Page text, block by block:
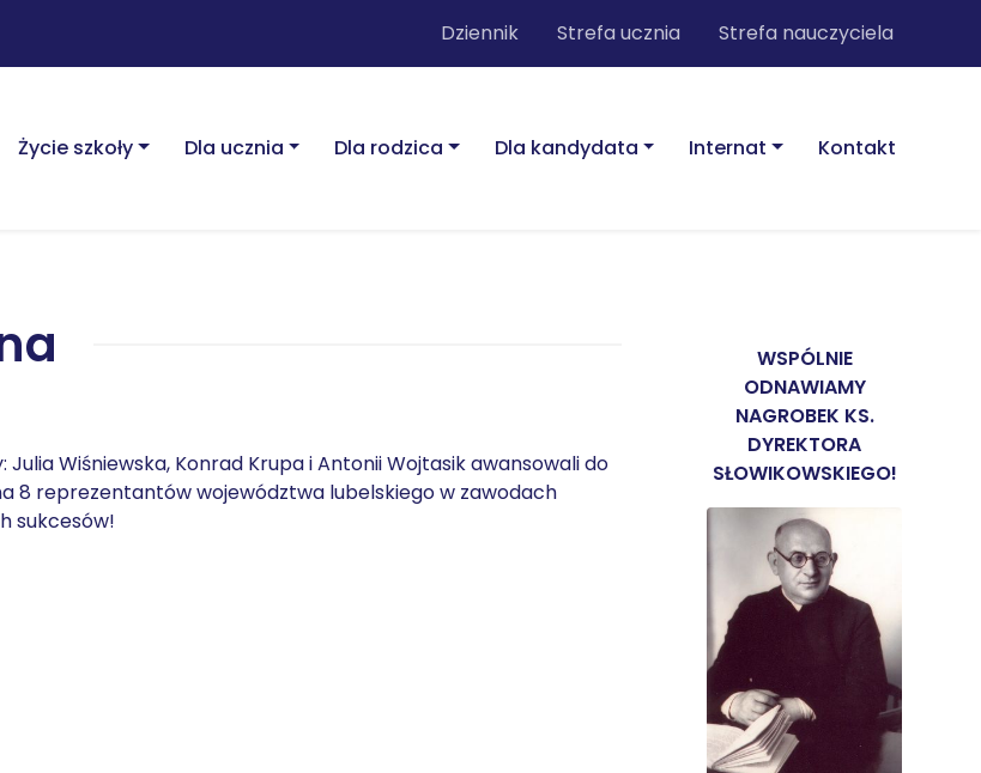
Dziennik Strefa ucznia Strefa nauczyciela
Życie szkoły Dla ucznia Dla rodzica Dla kandydata Internat Kontakt
Wiśniewska, Konrad Krupa i Antonii Wojtasik awansowali do
8 reprezentantów województwa lubelskiego w zawodach
sukcesów!
WSPÓLNIE
ODNAWIAMY
NAGROBEK KS.
DYREKTORA
SŁOWIKOWSKIEGO!